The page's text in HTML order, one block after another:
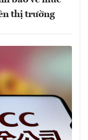
thị trường